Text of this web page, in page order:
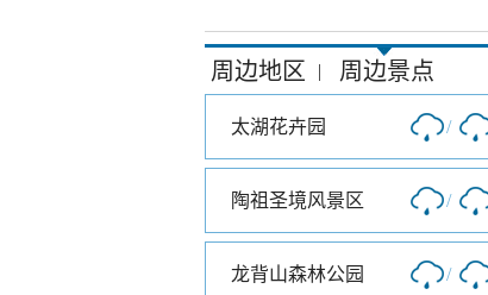
周边地区 | 周边景点
太湖花卉园 /
陶祖圣境风景区 /
龙背山森林公园 /